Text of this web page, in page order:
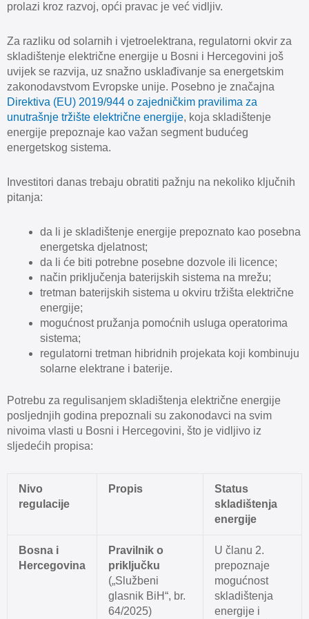
prolazi kroz razvoj, opći pravac je već vidljiv.
Za razliku od solarnih i vjetroelektrana, regulatorni okvir za
skladištenje električne energije u Bosni i Hercegovini još
uvijek se razvija, uz snažno usklađivanje sa energetskim
zakonodavstvom Evropske unije. Posebno je značajna
Direktiva (EU) 2019/944 o zajedničkim pravilima za
unutrašnje tržište električne energije, koja skladištenje
energije prepoznaje kao važan segment budućeg
energetskog sistema.
Investitori danas trebaju obratiti pažnju na nekoliko ključnih
pitanja:
da li je skladištenje energije prepoznato kao posebna
energetska djelatnost;
da li će biti potrebne posebne dozvole ili licence;
način priključenja baterijskih sistema na mrežu;
tretman baterijskih sistema u okviru tržišta električne
energije;
mogućnost pružanja pomoćnih usluga operatorima
sistema;
regulatorni tretman hibridnih projekata koji kombinuju
solarne elektrane i baterije.
Potrebu za regulisanjem skladištenja električne energije
posljednjih godina prepoznali su zakonodavci na svim
nivoima vlasti u Bosni i Hercegovini, što je vidljivo iz
sljedećih propisa:
Nivo
regulacije
Propis
Status
skladištenja
energije
Bosna i
Hercegovina
Pravilnik o
priključku
(„Službeni
glasnik BiH“, br.
64/2025)
U članu 2.
prepoznaje
mogućnost
skladištenja
energije i